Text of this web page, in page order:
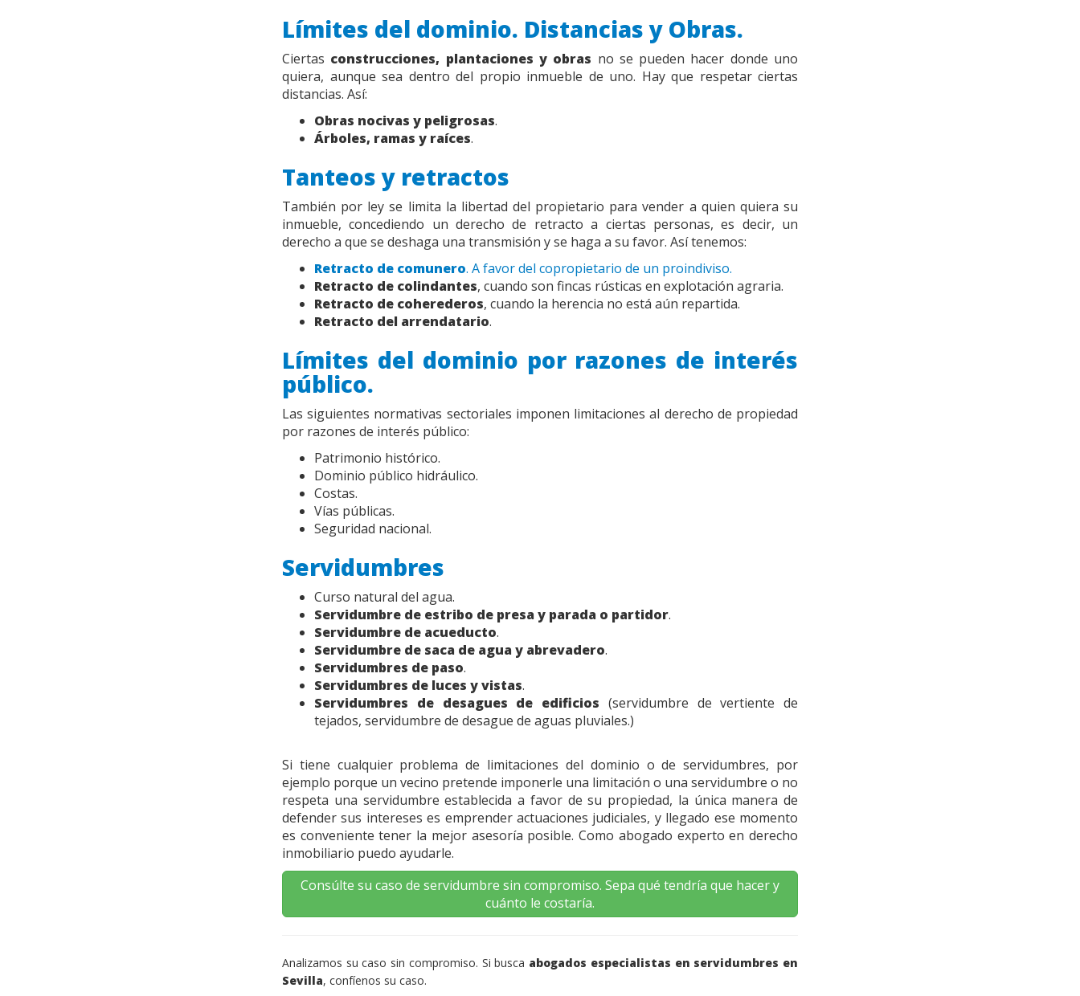
Límites del dominio. Distancias y Obras.
Ciertas construcciones, plantaciones y obras no se pueden hacer donde uno
quiera, aunque sea dentro del propio inmueble de uno. Hay que respetar ciertas
distancias. Así:
Obras nocivas y peligrosas.
Árboles, ramas y raíces.
Tanteos y retractos
También por ley se limita la libertad del propietario para vender a quien quiera su
inmueble, concediendo un derecho de retracto a ciertas personas, es decir, un
derecho a que se deshaga una transmisión y se haga a su favor. Así tenemos:
Retracto de comunero. A favor del copropietario de un proindiviso.
Retracto de colindantes, cuando son fincas rústicas en explotación agraria.
Retracto de coherederos, cuando la herencia no está aún repartida.
Retracto del arrendatario.
Límites del dominio por razones de interés
público.
Las siguientes normativas sectoriales imponen limitaciones al derecho de propiedad
por razones de interés público:
Patrimonio histórico.
Dominio público hidráulico.
Costas.
Vías públicas.
Seguridad nacional.
Servidumbres
Curso natural del agua.
Servidumbre de estribo de presa y parada o partidor.
Servidumbre de acueducto.
Servidumbre de saca de agua y abrevadero.
Servidumbres de paso.
Servidumbres de luces y vistas.
Servidumbres de desagues de edificios (servidumbre de vertiente de
tejados, servidumbre de desague de aguas pluviales.)
Si tiene cualquier problema de limitaciones del dominio o de servidumbres, por
ejemplo porque un vecino pretende imponerle una limitación o una servidumbre o no
respeta una servidumbre establecida a favor de su propiedad, la única manera de
defender sus intereses es emprender actuaciones judiciales, y llegado ese momento
es conveniente tener la mejor asesoría posible. Como abogado experto en derecho
inmobiliario puedo ayudarle.
Consúlte su caso de servidumbre sin compromiso. Sepa qué tendría que hacer y
cuánto le costaría.
Analizamos su caso sin compromiso. Si busca abogados especialistas en servidumbres en
Sevilla, confíenos su caso.